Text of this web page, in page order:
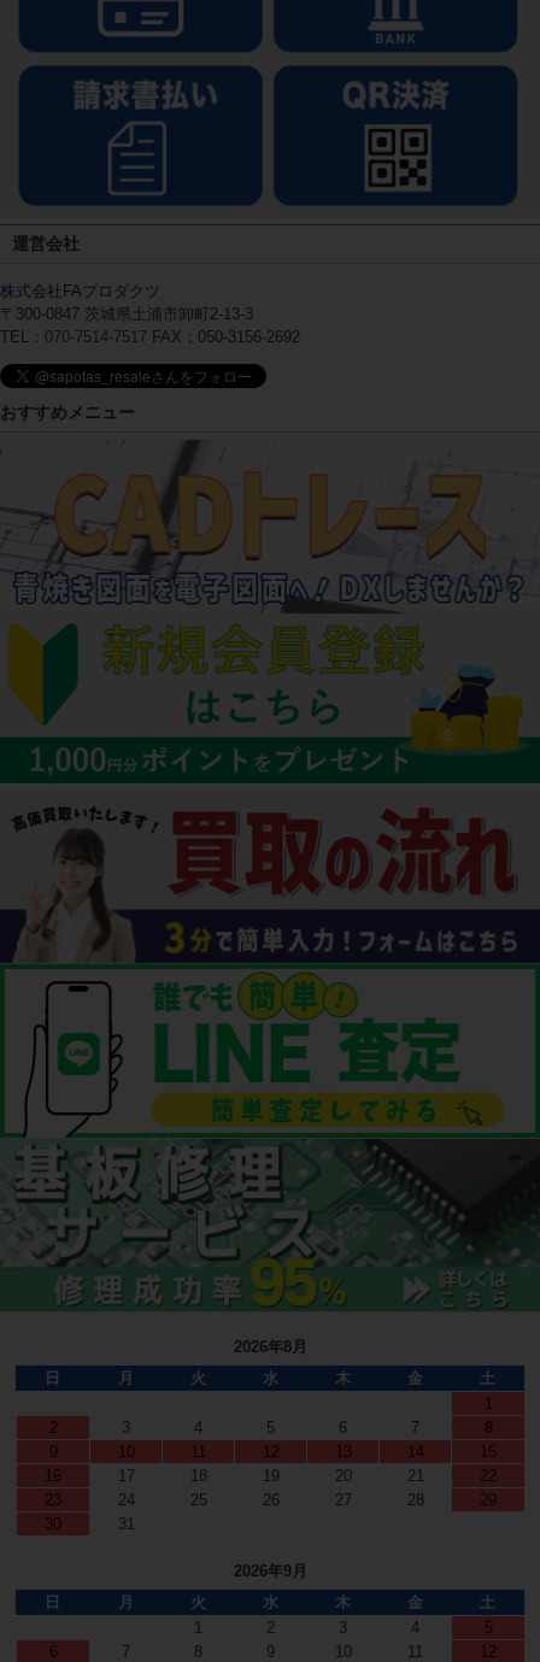
運営会社
株式会社FAプロダクツ
〒300-0847 茨城県土浦市卸町2-13-3
TEL： 070-7514-7517 FAX：050-3156-2692
おすすめメニュー
2026年8月
日
月 火 水 木 金
土
1
2
3 4 5 6 7
8
9
10 11 12 13 14
15
16
17 18 19 20 21
22
23
24 25 26 27 28
29
30
31
2026年9月
日
月 火 水 木 金
土
1
2 3 4
5
6
7 8 9 10 11 12